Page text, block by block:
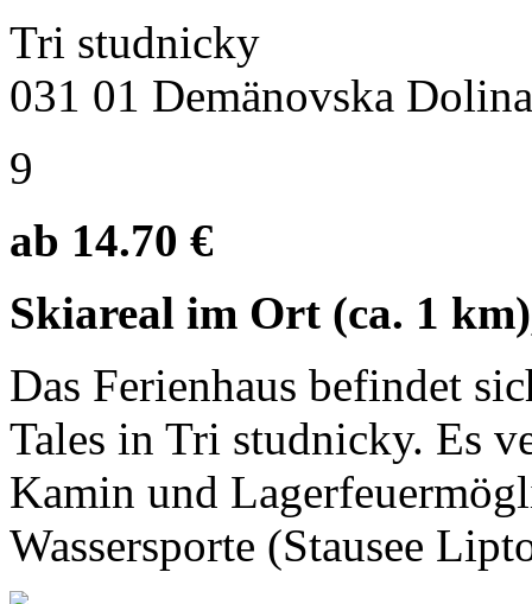
Tri studnicky
031 01 Demänovska Dolina
9
ab 14.70 €
Skiareal im Ort (ca. 1
Das Ferienhaus befindet
Tales in Tri studnicky. Es
Kamin und
Wassersporte (Stausee